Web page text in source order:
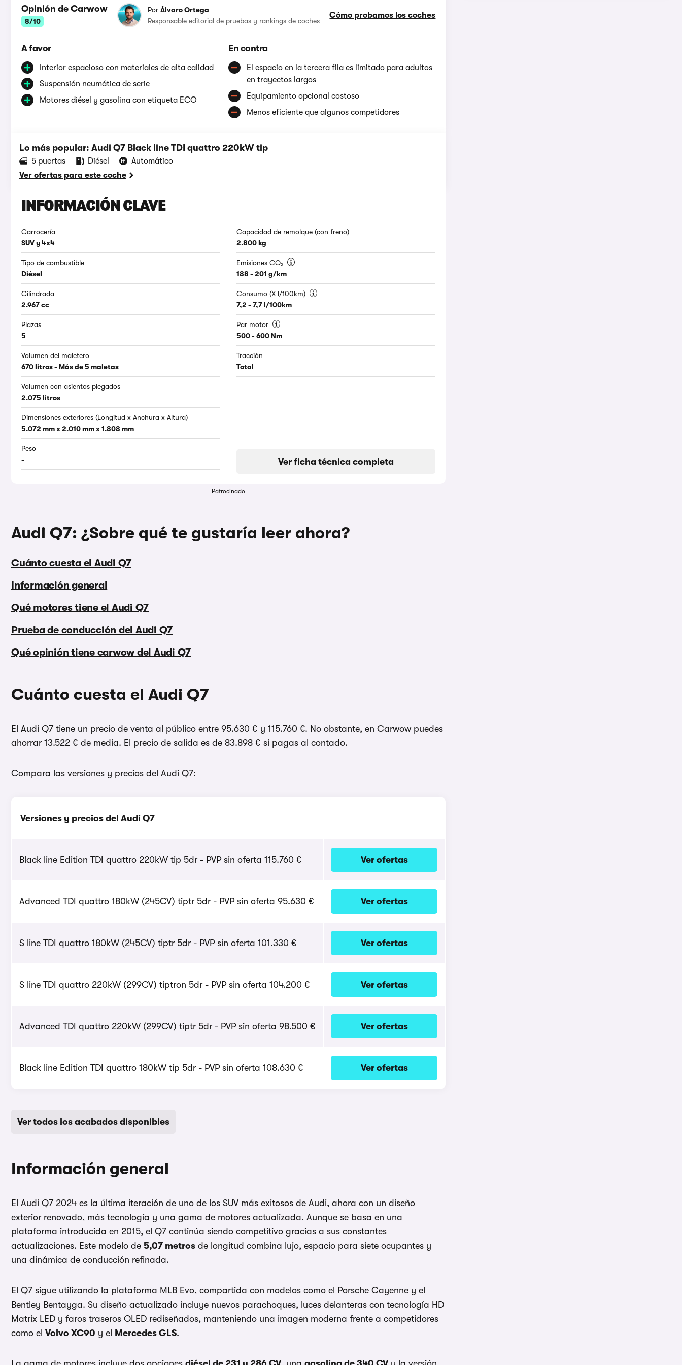
Opinión de Carwow
8/10
Cómo probamos los coches
PorÁlvaro Ortega
Responsable editorial de pruebas y rankings de coches
A favor
Interior espacioso con materiales de alta calidad
Suspensión neumática de serie
Motores diésel y gasolina con etiqueta ECO
En contra
El espacio en la tercera fila es limitado para adultos
en trayectos largos
Equipamiento opcional costoso
Menos eficiente que algunos competidores
Lo más popular: Audi Q7 Black line TDI quattro 220kW tip
5 puertas Diésel
Automático
Ver ofertas para este coche
INFORMACIÓN CLAVE
Carrocería
SUV y 4x4
Tipo de combustible
Diésel
Cilindrada
2.967 cc
Plazas
5
Volumen del maletero
670 litros - Más de 5 maletas
Volumen con asientos plegados
2.075 litros
Dimensiones exteriores (Longitud x Anchura x Altura)
5.072 mm x 2.010 mm x 1.808 mm
Peso
-
Capacidad de remolque (con freno)
2.800 kg
Emisiones CO₂
188 - 201 g/km
Consumo (X l/100km)
7,2 - 7,7 l/100km
Par motor
500 - 600 Nm
Tracción
Total
Ver ficha técnica completa
Patrocinado
Audi Q7: ¿Sobre qué te gustaría leer ahora?
Cuánto cuesta el Audi Q7
Información general
Qué motores tiene el Audi Q7
Prueba de conducción del Audi Q7
Qué opinión tiene carwow del Audi Q7
Cuánto cuesta el Audi Q7
El Audi Q7 tiene un precio de venta al público entre 95.630 € y 115.760 €. No obstante, en Carwow puedes
ahorrar 13.522 € de media. El precio de salida es de 83.898 € si pagas al contado.
Compara las versiones y precios del Audi Q7:
Versiones y precios del Audi Q7
Black line Edition TDI quattro 220kW tip 5dr - PVP sin oferta 115.760 € Ver ofertas
Advanced TDI quattro 180kW (245CV) tiptr 5dr - PVP sin oferta 95.630 € Ver ofertas
S line TDI quattro 180kW (245CV) tiptr 5dr - PVP sin oferta 101.330 € Ver ofertas
S line TDI quattro 220kW (299CV) tiptron 5dr - PVP sin oferta 104.200 € Ver ofertas
Advanced TDI quattro 220kW (299CV) tiptr 5dr - PVP sin oferta 98.500 € Ver ofertas
Black line Edition TDI quattro 180kW tip 5dr - PVP sin oferta 108.630 € Ver ofertas
Ver todos los acabados disponibles
Información general
El Audi Q7 2024 es la última iteración de uno de los SUV más exitosos de Audi, ahora con un diseño
exterior renovado, más tecnología y una gama de motores actualizada. Aunque se basa en una
plataforma introducida en 2015, el Q7 continúa siendo competitivo gracias a sus constantes
actualizaciones. Este modelo de 5,07 metros de longitud combina lujo, espacio para siete ocupantes y
una dinámica de conducción refinada.
El Q7 sigue utilizando la plataforma MLB Evo, compartida con modelos como el Porsche Cayenne y el
Bentley Bentayga. Su diseño actualizado incluye nuevos parachoques, luces delanteras con tecnología HD
Matrix LED y faros traseros OLED rediseñados, manteniendo una imagen moderna frente a competidores
como el Volvo XC90 y el Mercedes GLS.